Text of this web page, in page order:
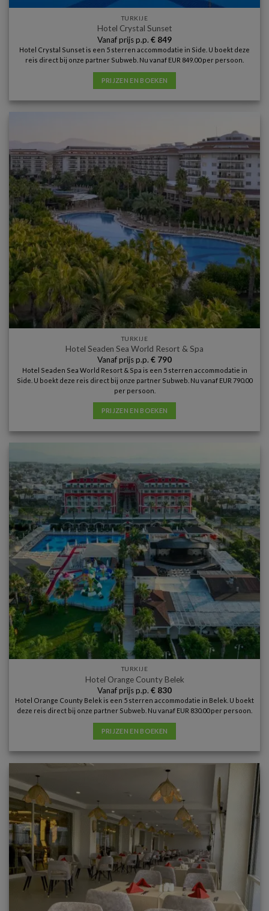
TURKIJE
Hotel Crystal Sunset
Vanaf prijs p.p. € 849
Hotel Crystal Sunset is een 5 sterren accommodatie in Side. U boekt deze
reis direct bij onze partner Subweb. Nu vanaf EUR 849.00 per persoon.
PRIJZEN EN BOEKEN
TURKIJE
Hotel Seaden Sea World Resort & Spa
Vanaf prijs p.p. € 790
Hotel Seaden Sea World Resort & Spa is een 5 sterren accommodatie in
Side. U boekt deze reis direct bij onze partner Subweb. Nu vanaf EUR 790.00
per persoon.
PRIJZEN EN BOEKEN
TURKIJE
Hotel Orange County Belek
Vanaf prijs p.p. € 830
Hotel Orange County Belek is een 5 sterren accommodatie in Belek. U boekt
deze reis direct bij onze partner Subweb. Nu vanaf EUR 830.00 per persoon.
PRIJZEN EN BOEKEN